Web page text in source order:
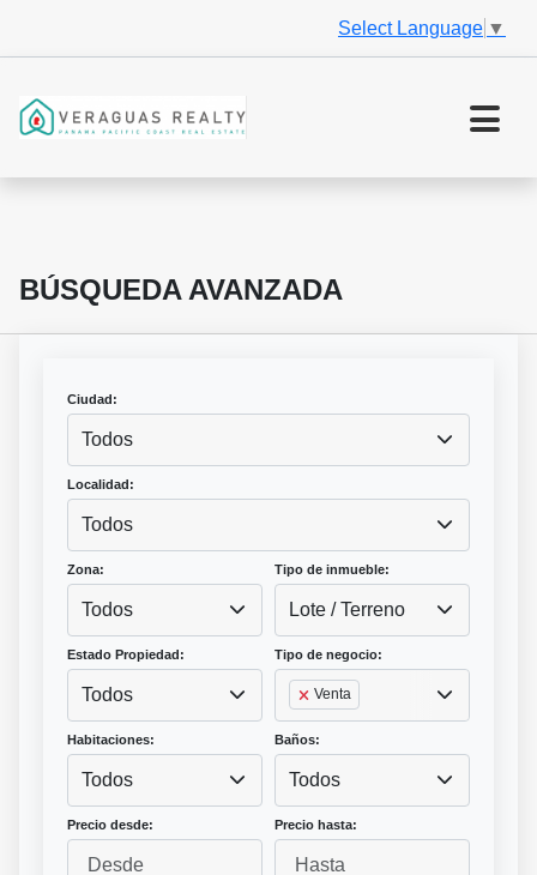
Select Language ▼
BÚSQUEDA AVANZADA
Ciudad:
Todos
Localidad:
Todos
Zona:
Todos
Tipo de inmueble:
Lote / Terreno
Estado Propiedad:
Todos
Tipo de negocio:
Venta
Habitaciones:
Todos
Baños:
Todos
Precio desde: Precio hasta: